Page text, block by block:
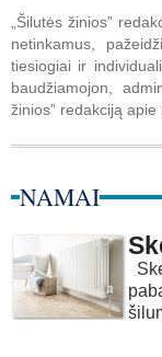
„Šilutės žinios”
netinkamus,
tiesiogiai ir
baudžiamojon,
žinios” redakciją
NAMAI